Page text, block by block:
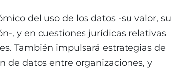
del uso de los datos -su valor, su
, y en cuestiones jurídicas relativas
También impulsará estrategias de
de datos entre organizaciones, y